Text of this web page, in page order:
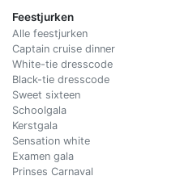
Feestjurken
Alle feestjurken
Captain cruise dinner
White-tie dresscode
Black-tie dresscode
Sweet sixteen
Schoolgala
Kerstgala
Sensation white
Examen gala
Prinses Carnaval